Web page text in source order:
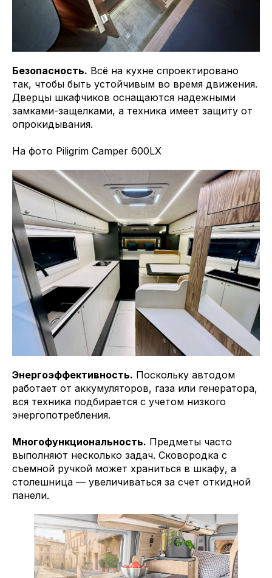
Безопасность. Всё на кухне спроектировано
так, чтобы быть устойчивым во время движения.
Дверцы шкафчиков оснащаются надежными
замками-защелками, а техника имеет защиту от
опрокидывания.
На фото Piligrim Camper 600LX
Энергоэффективность. Поскольку автодом
работает от аккумуляторов, газа или генератора,
вся техника подбирается с учетом низкого
энергопотребления.
Многофункциональность. Предметы часто
выполняют несколько задач. Сковородка с
съемной ручкой может храниться в шкафу, а
столешница — увеличиваться за счет откидной
панели.